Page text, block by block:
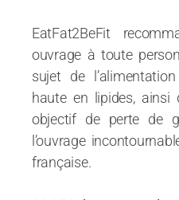
EatFat2BeFit
ouvrage à toute
sujet de
haute en lipides, ainsi
objectif de perte de
l’ouvrage
française.